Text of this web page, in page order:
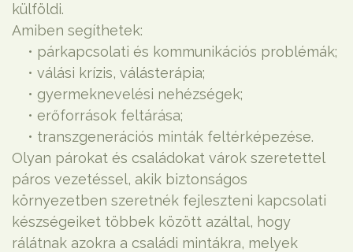
külföldi.
Amiben segíthetek:
• párkapcsolati és kommunikációs problémák;
• válási krízis, válásterápia;
• gyermeknevelési nehézségek;
• erőforrások feltárása;
• transzgenerációs minták feltérképezése.
Olyan párokat és családokat várok szeretettel
páros vezetéssel, akik biztonságos
környezetben szeretnék fejleszteni kapcsolati
készségeiket többek között azáltal, hogy
rálátnak azokra a családi mintákra, melyek